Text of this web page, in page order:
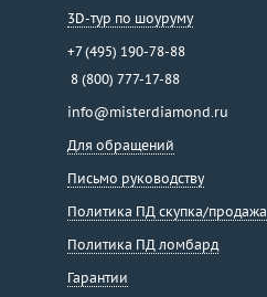
3D-тур по шоуруму
+7 (495) 190-78-88
8 (800) 777-17-88
info@misterdiamond.ru
Для обращений
Письмо руководству
Политика ПД скупка/продажа
Политика ПД ломбард
Гарантии